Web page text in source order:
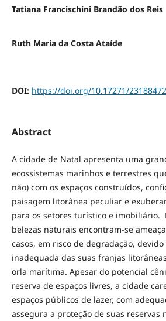
Tatiana Francischini Brandão dos Reis
Ruth Maria da Costa Ataíde
DOI: https://doi.org/10.17271/
Abstract
A cidade de Natal apresenta uma
ecossistemas marinhos e terrestres
não) com os espaços construídos,
paisagem litorânea peculiar e
para os setores turístico e imobiliário.
belezas naturais encontram-se
casos, em risco de degradação, devido
inadequada das suas franjas
orla marítima. Apesar do potencial
reserva de espaços livres, a cidade
espaços públicos de lazer, com
assegura a proteção de suas reservas